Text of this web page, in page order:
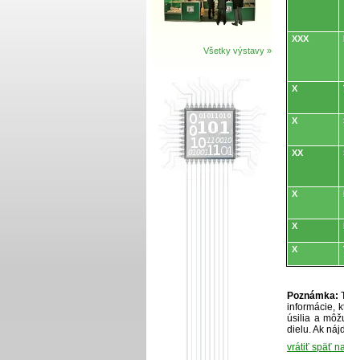
Všetky výstavy »
XXX
X
X
XX
X
X
X
Poznámka:
informácie,
úsilia a
dielu. Ak
vrátiť späť